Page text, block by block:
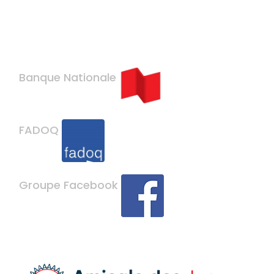
Banque Nationale
FADOQ
Groupe Facebook